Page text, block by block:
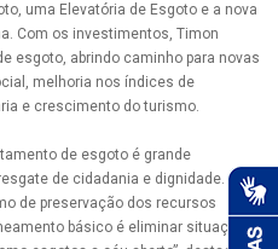
uma Elevatória de Esgoto e a nova
Com os investimentos, Timon
esgoto, abrindo caminho para novas
melhoria nos índices de
e crescimento do turismo.
de esgoto é grande
de cidadania e dignidade.
de preservação dos recursos
básico é eliminar situações